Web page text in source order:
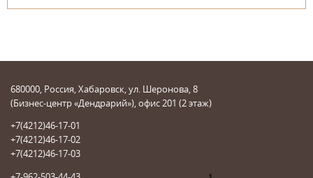
680000, Россия, Хабаровск, ул. Шеронова, 8
(Бизнес-центр «Дендрарий»), офис 201 (2 этаж)
+7(4212)46-17-01
+7(4212)46-17-02
+7(4212)46-17-03